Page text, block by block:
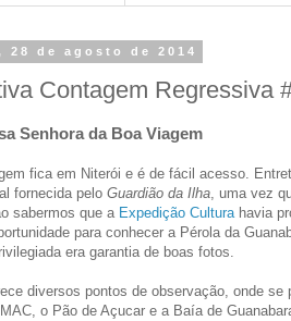
de agosto de 2014
Contagem Regressiva
Senhora da Boa Viagem
fica em Niterói e é de fácil acesso.
fornecida pelo Guardião da Ilha, uma vez
sabermos que a Expedição Culturahavia
para conhecer a Pérola da
era garantia de boas fotos.
diversos pontos de observação, onde
o Pão de Açucar e a Baía de